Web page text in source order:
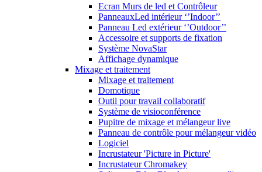
Ecran Murs de led et Contrôleur
PanneauxLed intérieur ‘’Indoor’’
Panneau Led extérieur ‘’Outdoor’’
Accessoire et supports de fixation
Système NovaStar
Affichage dynamique
Mixage et traitement
Mixage et traitement
Domotique
Outil pour travail collaboratif
Système de visioconférence
Pupitre de mixage et mélangeur live
Panneau de contrôle pour mélangeur vidéo
Logiciel
Incrustateur 'Picture in Picture'
Incrustateur Chromakey